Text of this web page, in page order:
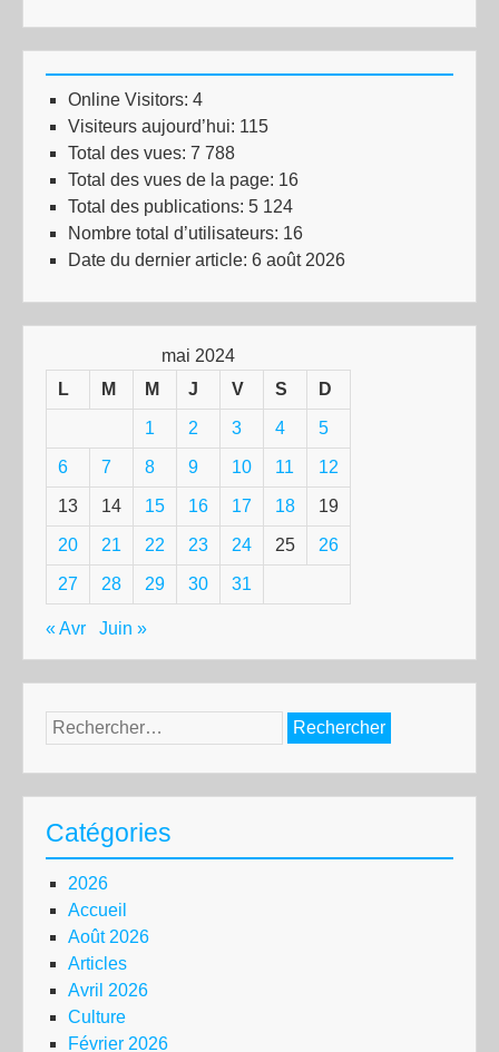
Online Visitors: 4
Visiteurs aujourd’hui: 115
Total des vues: 7 788
Total des vues de la page: 16
Total des publications: 5 124
Nombre total d’utilisateurs: 16
Date du dernier article: 6 août 2026
mai 2024
L
M M J V S D
1 2 3 4 5
6 7 8 9 10 11 12
13 14 15 16 17 18 19
20 21 22 23 24 25 26
27 28 29 30 31
« Avr Juin »
Rechercher :
Catégories
2026
Accueil
Août 2026
Articles
Avril 2026
Culture
Février 2026